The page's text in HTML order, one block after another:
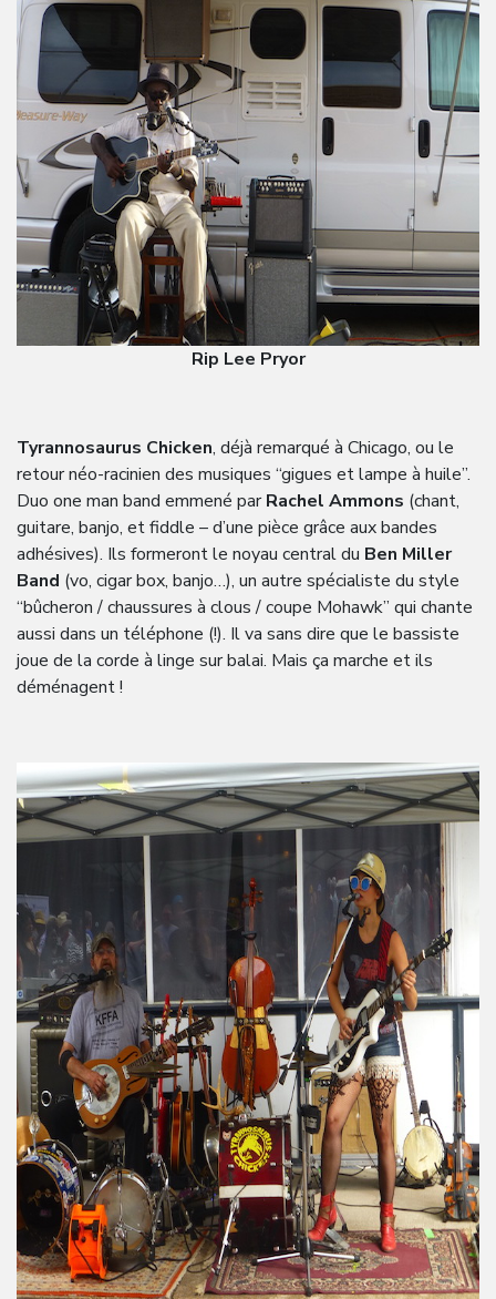
Rip Lee Pryor
Tyrannosaurus Chicken, déjà remarqué à Chicago, ou le
retour néo-racinien des musiques “gigues et lampe à huile”.
Duo one man band emmené parRachel Ammons (chant,
guitare, banjo, et fiddle – d’une pièce grâce aux bandes
adhésives). Ils formeront le noyau central du Ben Miller
Band (vo, cigar box, banjo…), un autre spécialiste du style
“bûcheron / chaussures à clous / coupe Mohawk” qui chante
aussi dans un téléphone (!). Il va sans dire que le bassiste
joue de la corde à linge sur balai. Mais ça marche et ils
déménagent !